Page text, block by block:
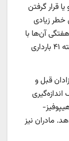
و یا قرار گرفتن
زیادی
آن‌ها با
استفاده از ایمیل یا پیامک از هفته ۱۵ تا هفته ۴۱ بارداری
قبل و
مادران نیز